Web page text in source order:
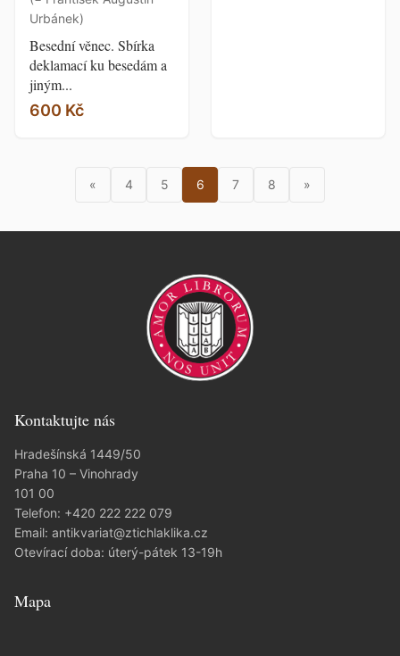
Urbánek)
Besední věnec. Sbírka
deklamací ku besedám a
jiným...
600 Kč
« 4 5 6 7 8 »
Kontaktujte nás
Hradešínská 1449/50
Praha 10 – Vinohrady
101 00
Telefon: +420 222 222 079
Email: antikvariat@ztichlaklika.cz
Otevírací doba: úterý-pátek 13-19h
Mapa